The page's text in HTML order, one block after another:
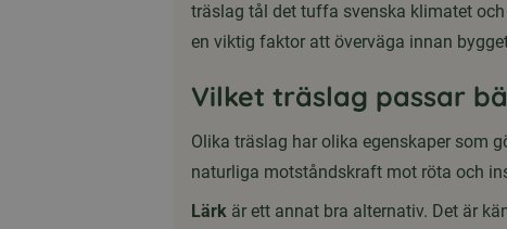
träslag tål det tuffa svenska klimatet
en viktig faktor att överväga innan
Vilket träslag passar
Olika träslag har olika egenskaper som
naturliga motståndskraft mot röta och
Lärk är ett annat bra alternativ. Det är